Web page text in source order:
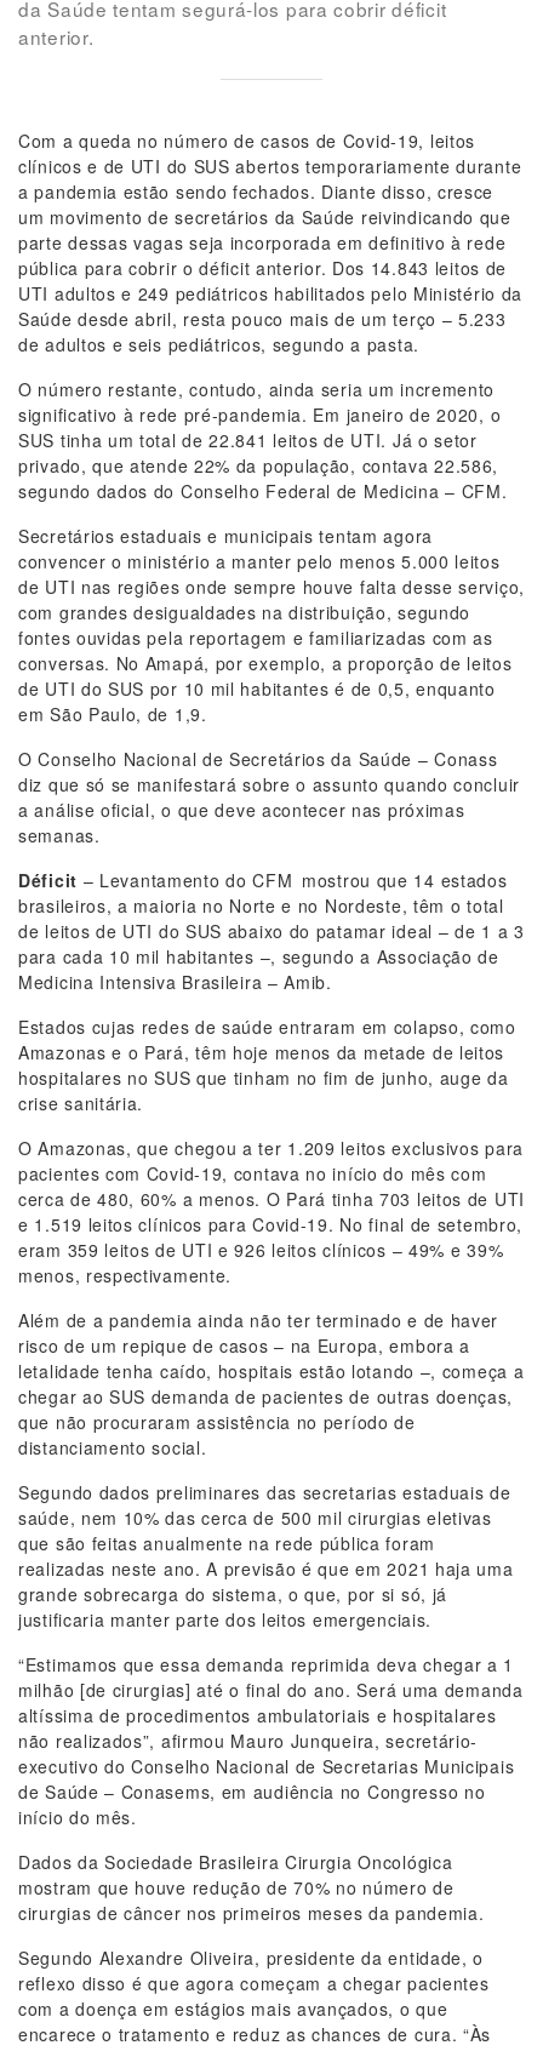
da Saúde tentam segurá-los para cobrir déficit
anterior.
Com a queda no número de casos de Covid-19, leitos
clínicos e de UTI do SUS abertos temporariamente durante
a pandemia estão sendo fechados. Diante disso, cresce
um movimento de secretários da Saúde reivindicando que
parte dessas vagas seja incorporada em definitivo à rede
pública para cobrir o déficit anterior. Dos 14.843 leitos de
UTI adultos e 249 pediátricos habilitados pelo Ministério da
Saúde desde abril, resta pouco mais de um terço – 5.233
de adultos e seis pediátricos, segundo a pasta.
O número restante, contudo, ainda seria um incremento
significativo à rede pré-pandemia. Em janeiro de 2020, o
SUS tinha um total de 22.841 leitos de UTI. Já o setor
privado, que atende 22% da população, contava 22.586,
segundo dados do Conselho Federal de Medicina – CFM.
Secretários estaduais e municipais tentam agora
convencer o ministério a manter pelo menos 5.000 leitos
de UTI nas regiões onde sempre houve falta desse serviço,
com grandes desigualdades na distribuição, segundo
fontes ouvidas pela reportagem e familiarizadas com as
conversas. No Amapá, por exemplo, a proporção de leitos
de UTI do SUS por 10 mil habitantes é de 0,5, enquanto
em São Paulo, de 1,9.
O Conselho Nacional de Secretários da Saúde – Conass
diz que só se manifestará sobre o assunto quando concluir
a análise oficial, o que deve acontecer nas próximas
semanas.
Déficit – Levantamento do CFM mostrou que 14 estados
brasileiros, a maioria no Norte e no Nordeste, têm o total
de leitos de UTI do SUS abaixo do patamar ideal – de 1 a 3
para cada 10 mil habitantes –, segundo a Associação de
Medicina Intensiva Brasileira – Amib.
Estados cujas redes de saúde entraram em colapso, como
Amazonas e o Pará, têm hoje menos da metade de leitos
hospitalares no SUS que tinham no fim de junho, auge da
crise sanitária.
O Amazonas, que chegou a ter 1.209 leitos exclusivos para
pacientes com Covid-19, contava no início do mês com
cerca de 480, 60% a menos. O Pará tinha 703 leitos de UTI
e 1.519 leitos clínicos para Covid-19. No final de setembro,
eram 359 leitos de UTI e 926 leitos clínicos – 49% e 39%
menos, respectivamente.
Além de a pandemia ainda não ter terminado e de haver
risco de um repique de casos – na Europa, embora a
letalidade tenha caído, hospitais estão lotando –, começa a
chegar ao SUS demanda de pacientes de outras doenças,
que não procuraram assistência no período de
distanciamento social.
Segundo dados preliminares das secretarias estaduais de
saúde, nem 10% das cerca de 500 mil cirurgias eletivas
que são feitas anualmente na rede pública foram
realizadas neste ano. A previsão é que em 2021 haja uma
grande sobrecarga do sistema, o que, por si só, já
justificaria manter parte dos leitos emergenciais.
“Estimamos que essa demanda reprimida deva chegar a 1
milhão [de cirurgias] até o final do ano. Será uma demanda
altíssima de procedimentos ambulatoriais e hospitalares
não realizados”, afirmou Mauro Junqueira, secretário-
executivo do Conselho Nacional de Secretarias Municipais
de Saúde – Conasems, em audiência no Congresso no
início do mês.
Dados da Sociedade Brasileira Cirurgia Oncológica
mostram que houve redução de 70% no número de
cirurgias de câncer nos primeiros meses da pandemia.
Segundo Alexandre Oliveira, presidente da entidade, o
reflexo disso é que agora começam a chegar pacientes
com a doença em estágios mais avançados, o que
encarece o tratamento e reduz as chances de cura. “Às